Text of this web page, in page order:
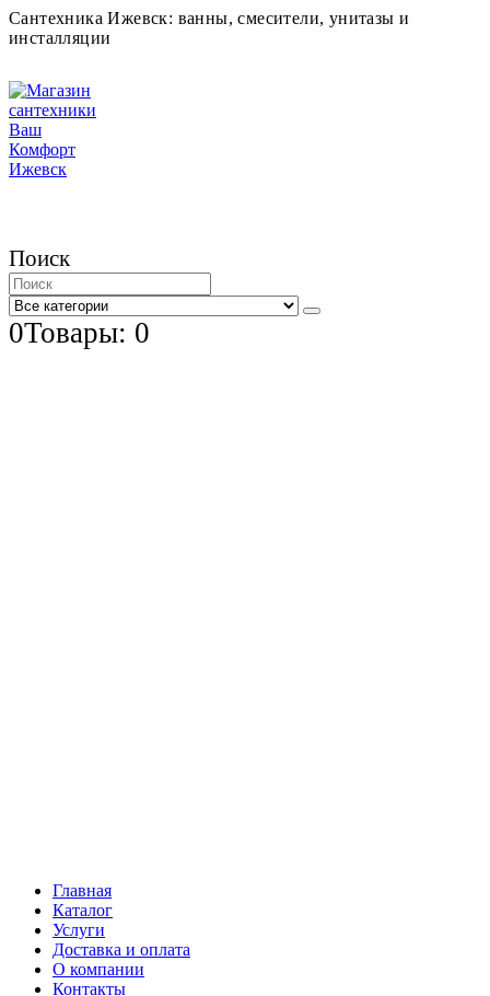
Сантехника Ижевск: ванны, смесители, унитазы и
инсталляции
Поиск
0Товары: 0
Главная
Каталог
Услуги
Доставка и оплата
О компании
Контакты